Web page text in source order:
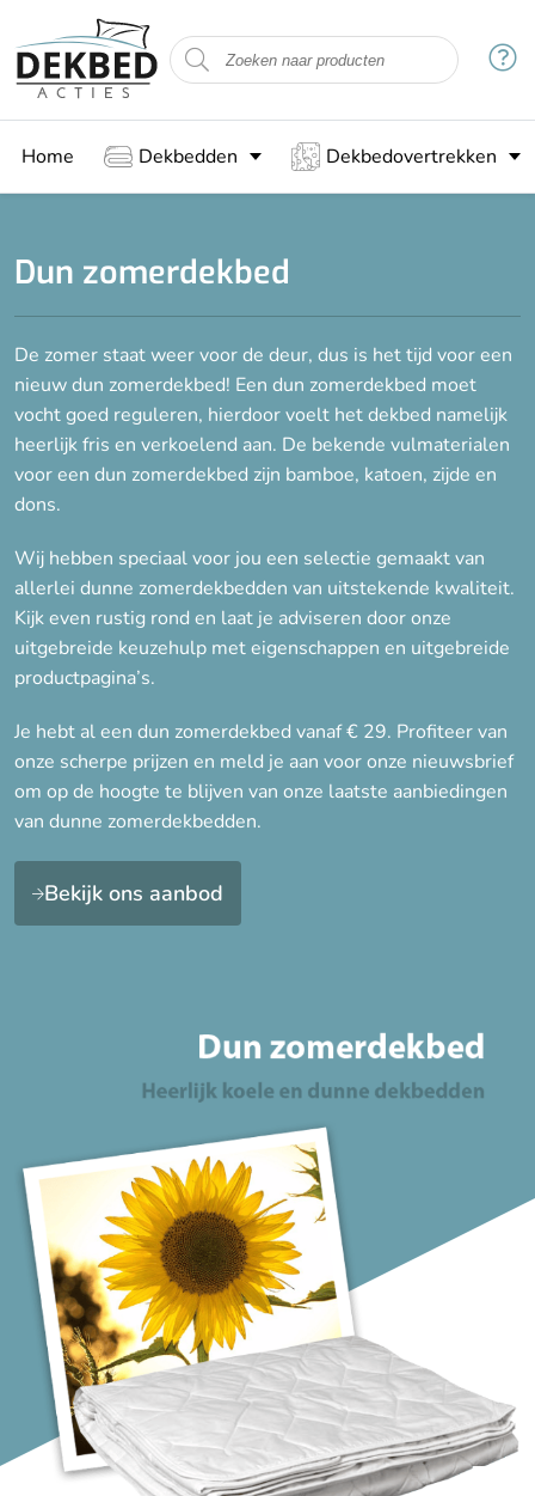
Home Dekbedden Dekbedovertrekken
Dun zomerdekbed
De zomer staat weer voor de deur, dus is het tijd voor een
nieuw dun zomerdekbed! Een dun zomerdekbed moet
vocht goed reguleren, hierdoor voelt het dekbed namelijk
heerlijk fris en verkoelend aan. De bekende vulmaterialen
voor een dun zomerdekbed zijn bamboe, katoen, zijde en
dons.
Wij hebben speciaal voor jou een selectie gemaakt van
allerlei dunne zomerdekbedden van uitstekende kwaliteit.
Kijk even rustig rond en laat je adviseren door onze
uitgebreide keuzehulp met eigenschappen en uitgebreide
productpagina’s.
Je hebt al een dun zomerdekbed vanaf € 29. Profiteer van
onze scherpe prijzen en meld je aan voor onze nieuwsbrief
om op de hoogte te blijven van onze laatste aanbiedingen
van dunne zomerdekbedden.
Bekijk ons aanbod
Filteren
Maat
140 x 200 cm
200 x 220 cm
Vulling
Bamboe
Katoen
Zijde
Warmteklasse
Warmteklasse 4 (Zomer)
Anti-allergie
Duurzaam
Koel
Licht
Onderhoudsvrij
Vochtregulerend